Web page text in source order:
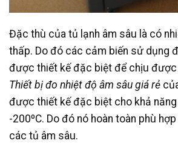
Đặc thù của tủ lạnh âm sâu là có
thấp. Do đó các cảm biến sử dụng
được thiết kế đặc biệt để chịu được
Thiết bị đo nhiệt độ âm sâu giá rẻ
được thiết kế đặc biệt cho khả
-200ºC. Do đó nó hoàn toàn phù
các tủ âm sâu.